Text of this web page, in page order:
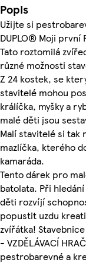
Popis
Užijte si
DUPLO® Moji první
Tato roztomilá
různé možnosti
Z 24 kostek, se
stavitelé mohou
králíčka, myšky a
malé děti jsou
Malí stavitelé si
mazlíčka, kterého
kamaráda.
Tento dárek pro
batolata. Při
děti rozvíjí
popustit uzdu
zvířátka!
- VZDĚLÁVACÍ
pestrobarevné a